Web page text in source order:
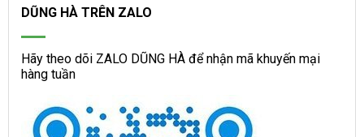
DŨNG HÀ TRÊN ZALO
Hãy theo dõi ZALO DŨNG HÀ để nhận mã khuyến mại
hàng tuần